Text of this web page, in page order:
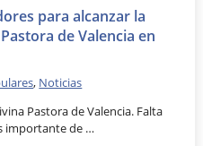
para alcanzar la
de Valencia en
, Noticias
Pastora de Valencia. Falta
importante de …